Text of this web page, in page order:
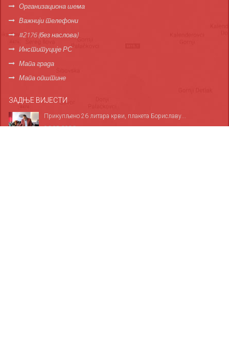
Организациона шема
Важнији телефони
#2176 (без наслова)
Институције РС
Мапа града
Мапа општине
ЗАДЊЕ ВИЈЕСТИ
Прикупљено 26 литара крви, плакета Бориславу...
06.08.2026